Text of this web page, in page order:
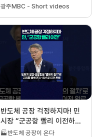
광주MBC - Short videos
반도체 공장 걱정하지마! 민
시장 “군공항 빨리 이전하겠
다” #shorts
🏭반도체 공장이 온다